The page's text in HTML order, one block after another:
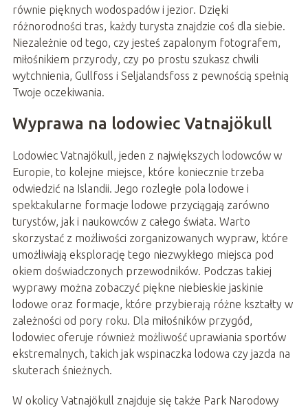
równie pięknych wodospadów i jezior. Dzięki
różnorodności tras, każdy turysta znajdzie coś dla siebie.
Niezależnie od tego, czy jesteś zapalonym fotografem,
miłośnikiem przyrody, czy po prostu szukasz chwili
wytchnienia, Gullfoss i Seljalandsfoss z pewnością spełnią
Twoje oczekiwania.
Wyprawa na lodowiec Vatnajökull
Lodowiec Vatnajökull, jeden z największych lodowców w
Europie, to kolejne miejsce, które koniecznie trzeba
odwiedzić na Islandii. Jego rozległe pola lodowe i
spektakularne formacje lodowe przyciągają zarówno
turystów, jak i naukowców z całego świata. Warto
skorzystać z możliwości zorganizowanych wypraw, które
umożliwiają eksplorację tego niezwykłego miejsca pod
okiem doświadczonych przewodników. Podczas takiej
wyprawy można zobaczyć piękne niebieskie jaskinie
lodowe oraz formacje, które przybierają różne kształty w
zależności od pory roku. Dla miłośników przygód,
lodowiec oferuje również możliwość uprawiania sportów
ekstremalnych, takich jak wspinaczka lodowa czy jazda na
skuterach śnieżnych.
W okolicy Vatnajökull znajduje się także Park Narodowy